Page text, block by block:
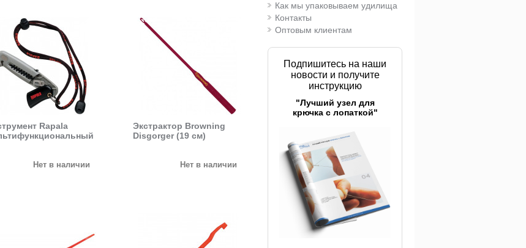
Rapala
Нет в наличии
Экстрактор Browning
Disgorger (19 см)
Нет в наличии
Как мы упаковываем удилища
Контакты
Оптовым клиентам
Подпишитесь на наши
новости и получите
инструкцию
"Лучший узел для
крючка с лопаткой"